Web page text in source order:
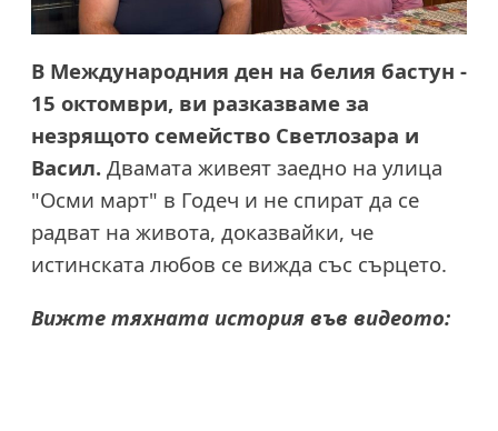
В Международния ден на белия бастун -
15 октомври, ви разказваме за
незрящото семейство Светлозара и
Васил. Двамата живеят заедно на улица
"Осми март" в Годеч и не спират да се
радват на живота, доказвайки, че
истинската любов се вижда със сърцето.
Вижте тяхната история във видеото: